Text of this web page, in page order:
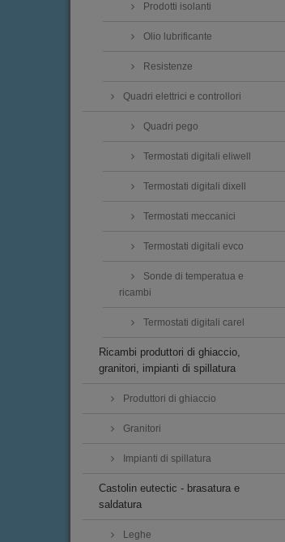
Prodotti isolanti
Olio lubrificante
Resistenze
Quadri elettrici e controllori
Quadri pego
Termostati digitali eliwell
Termostati digitali dixell
Termostati meccanici
Termostati digitali evco
Sonde di temperatua e
ricambi
Termostati digitali carel
Ricambi produttori di ghiaccio,
granitori, impianti di spillatura
Produttori di ghiaccio
Granitori
Impianti di spillatura
Castolin eutectic - brasatura e
saldatura
Leghe